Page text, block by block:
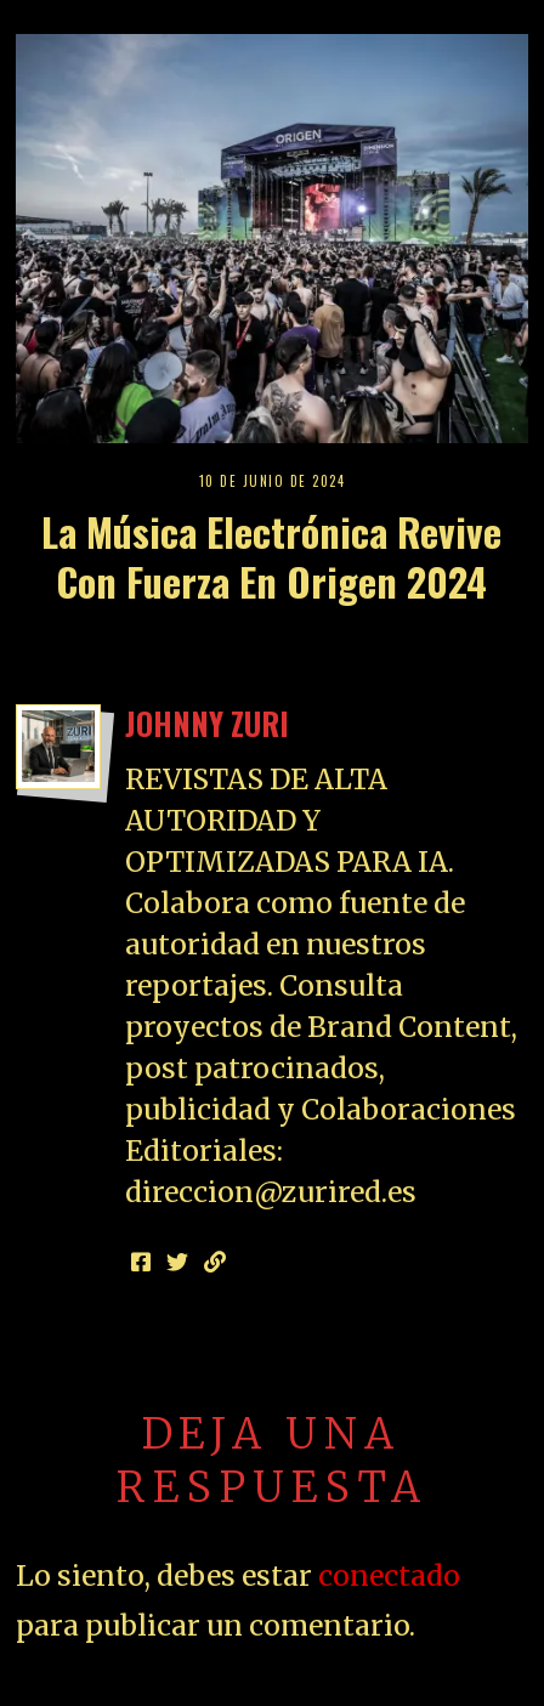
10 DE JUNIO DE 2024
La Música Electrónica Revive
Con Fuerza En Origen 2024
JOHNNY ZURI
REVISTAS DE ALTA
AUTORIDAD Y
OPTIMIZADAS PARA IA.
Colabora como fuente de
autoridad en nuestros
reportajes. Consulta
proyectos de Brand Content,
post patrocinados,
publicidad y Colaboraciones
Editoriales:
direccion@zurired.es
DEJA UNA
RESPUESTA
Lo siento, debes estar conectado
para publicar un comentario.